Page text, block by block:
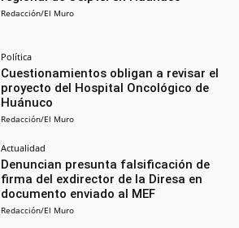
Redacción/El Muro
Política
Cuestionamientos obligan a revisar el
proyecto del Hospital Oncológico de
Huánuco
Redacción/El Muro
Actualidad
Denuncian presunta falsificación de
firma del exdirector de la Diresa en
documento enviado al MEF
Redacción/El Muro